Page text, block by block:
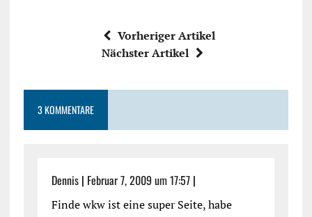
Vorheriger Artikel
Nächster Artikel
3 KOMMENTARE
Dennis| Februar 7, 2009 um 17:57|
Finde wkw ist eine super Seite, habe